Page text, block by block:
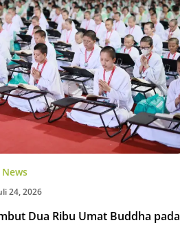
News
24, 2026
Dua Ribu Umat Buddha pada